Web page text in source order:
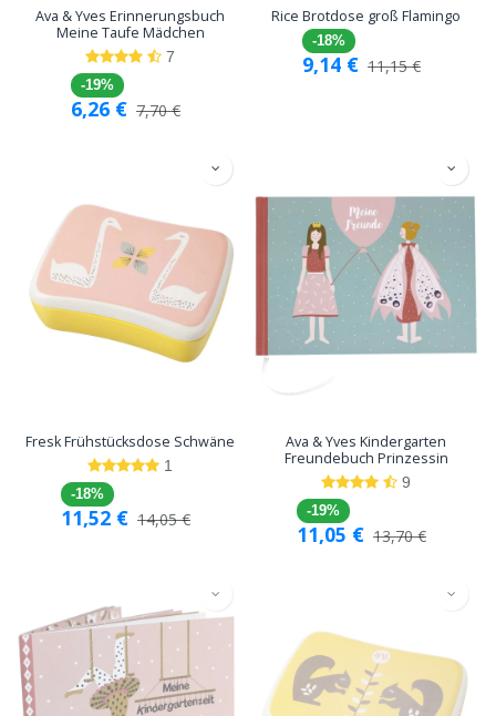
Ava & Yves Erinnerungsbuch
Meine Taufe Mädchen
7
-19%
6,26 € 7,70€
Rice Brotdose groß Flamingo
-18%
9,14 € 11,15€
Fresk Frühstücksdose Schwäne
1
-18%
11,52 € 14,05€
Ava & Yves Kindergarten
Freundebuch Prinzessin
9
-19%
11,05 € 13,70€